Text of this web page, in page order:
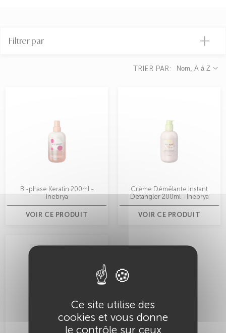
Filtrer par
TRIER PAR: Nom, A à Z
Bi-phase Keratin 200ml -
Inebrya
VOIR CE PRODUIT
Crème Démêlante Instant
Detangler 200ml - Inebrya
VOIR CE PRODUIT
Ce site utilise des
cookies et vous donne
le contrôle sur ceux